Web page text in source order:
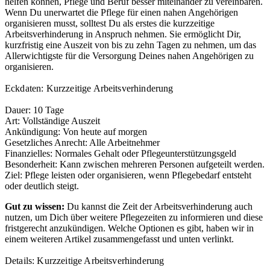
Wenn Du unerwartet die Pflege für einen nahen Angehörigen
organisieren musst, solltest Du als erstes die kurzzeitige
Arbeitsverhinderung in Anspruch nehmen. Sie ermöglicht Dir,
kurzfristig eine Auszeit von bis zu zehn Tagen zu nehmen, um das
Allerwichtigste für die Versorgung Deines nahen Angehörigen zu
organisieren.
Eckdaten: Kurzzeitige Arbeitsverhinderung
Dauer: 10 Tage
Art: Vollständige Auszeit
Ankündigung: Von heute auf morgen
Gesetzliches Anrecht: Alle Arbeitnehmer
Finanzielles: Normales Gehalt oder Pflegeunterstützungsgeld
Besonderheit: Kann zwischen mehreren Personen aufgeteilt werden.
Ziel: Pflege leisten oder organisieren, wenn Pflegebedarf entsteht
oder deutlich steigt.
Gut zu wissen: Du kannst die Zeit der Arbeitsverhinderung auch
nutzen, um Dich über weitere Pflegezeiten zu informieren und diese
fristgerecht anzukündigen. Welche Optionen es gibt, haben wir in
einem weiteren Artikel zusammengefasst und unten verlinkt.
Details: Kurzzeitige Arbeitsverhinderung